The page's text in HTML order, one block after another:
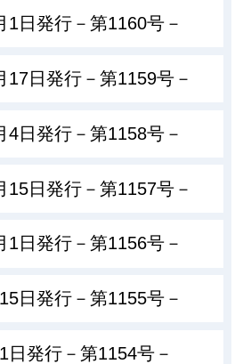
1日発行－第1160号－
17日発行－第1159号－
4日発行－第1158号－
15日発行－第1157号－
1日発行－第1156号－
日発行－第1155号－
日発行－第1154号－